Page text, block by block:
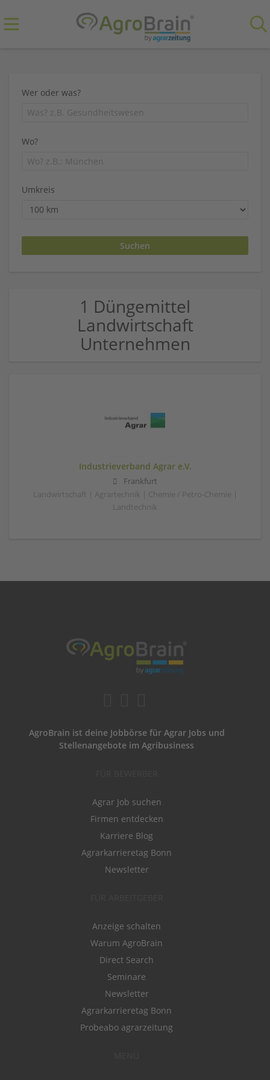
Wer oder was?
Wo?
Umkreis
1 Düngemittel
Landwirtschaft
Unternehmen
Industrieverband Agrar e.V.
Frankfurt
Landwirtschaft | Agrartechnik | Chemie / Petro-Chemie |
Landtechnik
AgroBrain ist deine Jobbörse für Agrar Jobs und
Stellenangebote im Agribusiness
Agrar Job suchen
Firmen entdecken
Karriere Blog
Agrarkarrieretag Bonn
Newsletter
Anzeige schalten
Warum AgroBrain
Direct Search
Seminare
Newsletter
Agrarkarrieretag Bonn
Probeabo agrarzeitung